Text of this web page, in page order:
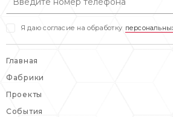
Я даю согласие на обработку
Главная
Фабрики
Проекты
События